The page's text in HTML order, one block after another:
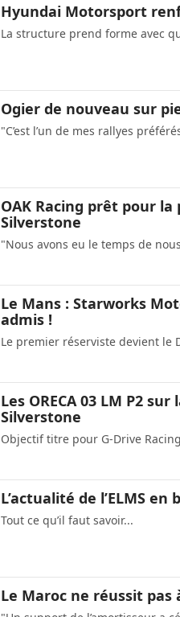
Hyundai Motorsport
La structure prend forme avec
Ogier de nouveau sur
"C’est l’un de mes rallyes
OAK Racing prêt pour la
Silverstone
"Nous avons eu le temps de
Le Mans : Starworks
admis !
Le premier réserviste devient le
Les ORECA 03 LM P2
Silverstone
Objectif titre pour G-Drive
L’actualité de l’ELMS en
Tout ce qu’il faut savoir...
Le Maroc ne réussit pas